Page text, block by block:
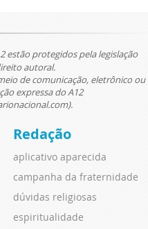
estão protegidos pela legislação
autoral.
de comunicação, eletrônico ou
expressa do A12
Redação
aplicativo aparecida
campanha da fraternidade
dúvidas religiosas
espiritualidade